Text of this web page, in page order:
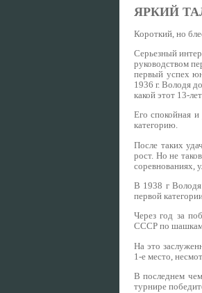
ЯРКИЙ
Короткий, но
Серьезный
руководством
первый успех
1936 г. Володя
какой этот 13-
Его спокойная
категорию.
После таких
рост. Но не
соревнованиях,
В 1938 г Володя
первой
Через год за
СССР по
На это
1-e место,
В последнем
турнире